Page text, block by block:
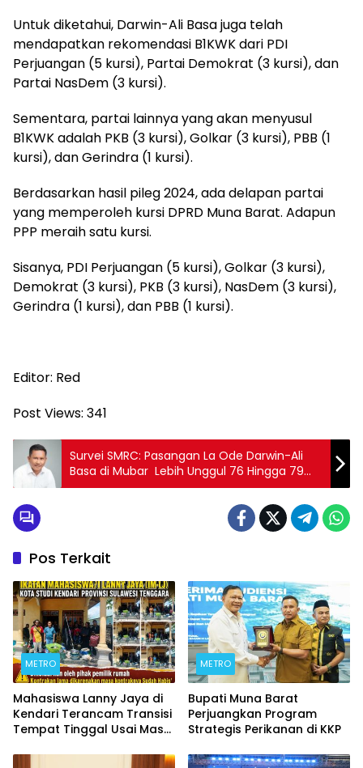
Untuk diketahui, Darwin-Ali Basa juga telah
mendapatkan rekomendasi B1KWK dari PDI
Perjuangan (5 kursi), Partai Demokrat (3 kursi), dan
Partai NasDem (3 kursi).
Sementara, partai lainnya yang akan menyusul
B1KWK adalah PKB (3 kursi), Golkar (3 kursi), PBB (1
kursi), dan Gerindra (1 kursi).
Berdasarkan hasil pileg 2024, ada delapan partai
yang memperoleh kursi DPRD Muna Barat. Adapun
PPP meraih satu kursi.
Sisanya, PDI Perjuangan (5 kursi), Golkar (3 kursi),
Demokrat (3 kursi), PKB (3 kursi), NasDem (3 kursi),
Gerindra (1 kursi), dan PBB (1 kursi).
Editor: Red
Post Views: 341
Survei SMRC: Pasangan La Ode Darwin-Ali
Basa di Mubar Lebih Unggul 76 Hingga 79
Persen
Pos Terkait
METRO
Mahasiswa Lanny Jaya di
Kendari Terancam Transisi
Tempat Tinggal Usai Masa
METRO
Bupati Muna Barat
Perjuangkan Program
Strategis Perikanan di KKP